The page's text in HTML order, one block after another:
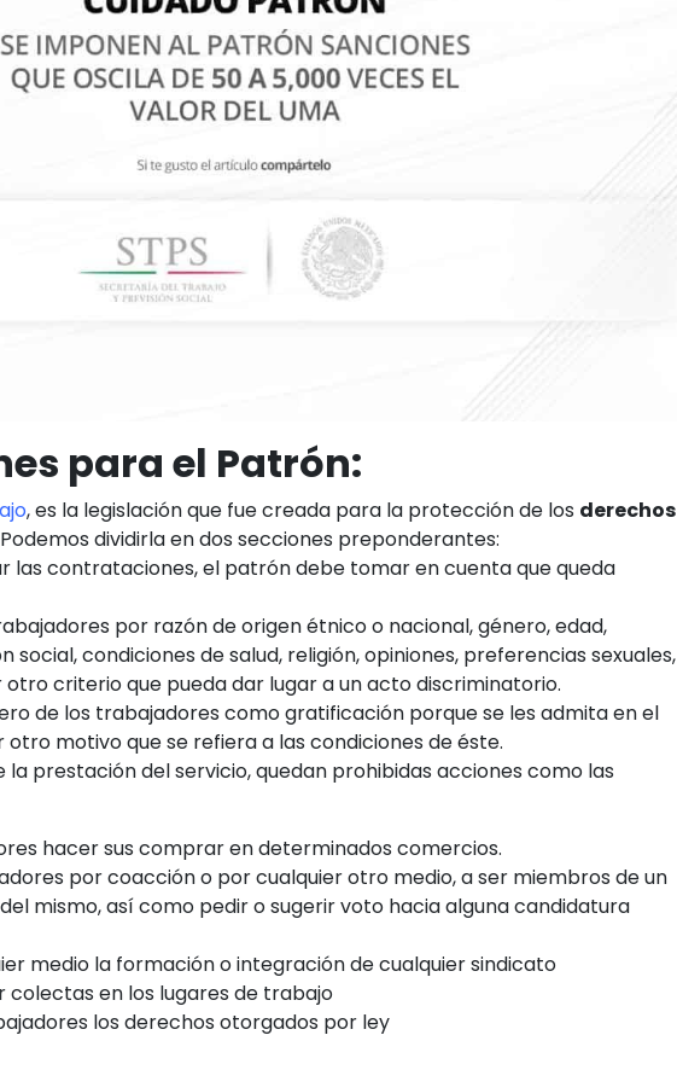
para el Patrón:
, es la legislación que fue creada para la protección de los derechos
dividirla en dos secciones preponderantes:
las contrataciones, el patrón debe tomar en cuenta que queda
por razón de origen étnico o nacional, género, edad,
social, condiciones de salud, religión, opiniones, preferencias sexuales,
otro criterio que pueda dar lugar a un acto discriminatorio.
de los trabajadores como gratificación porque se les admita en el
motivo que se refiera a las condiciones de éste.
prestación del servicio, quedan prohibidas acciones como las
hacer sus comprar en determinados comercios.
por coacción o por cualquier otro medio, a ser miembros de un
mismo, así como pedir o sugerir voto hacia alguna candidatura
medio la formación o integración de cualquier sindicato
colectas en los lugares de trabajo
los derechos otorgados por ley